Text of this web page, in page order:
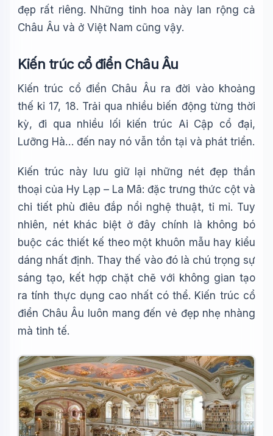
đẹp rất riêng. Những tinh hoa này lan rộng cả
Châu Âu và ở Việt Nam cũng vậy.
Kiến trúc cổ điển Châu Âu
Kiến trúc cổ điển Châu Âu ra đời vào khoảng
thế kỉ 17, 18. Trải qua nhiều biến động từng thời
kỳ, đi qua nhiều lối kiến trúc Ai Cập cổ đại,
Lưỡng Hà… đến nay nó vẫn tồn tại và phát triển.
Kiến trúc này lưu giữ lại những nét đẹp thần
thoại của Hy Lạp – La Mã: đặc trưng thức cột và
chi tiết phù điêu đắp nổi nghệ thuật, tỉ mỉ. Tuy
nhiên, nét khác biệt ở đây chính là không bó
buộc các thiết kế theo một khuôn mẫu hay kiểu
dáng nhất định. Thay thế vào đó là chú trọng sự
sáng tạo, kết hợp chặt chẽ với không gian tạo
ra tính thực dụng cao nhất có thể. Kiến trúc cổ
điển Châu Âu luôn mang đến vẻ đẹp nhẹ nhàng
mà tinh tế.